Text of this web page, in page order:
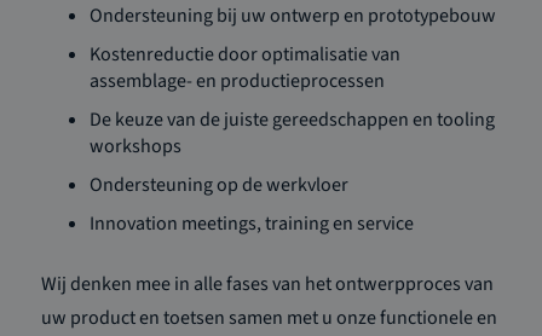
Ondersteuning bij uw ontwerp en prototypebouw
Kostenreductie door optimalisatie van
assemblage- en productieprocessen
De keuze van de juiste gereedschappen en tooling
workshops
Ondersteuning op de werkvloer
Innovation meetings, training en service
Wij denken mee in alle fases van het ontwerpproces van
uw product en toetsen samen met u onze functionele en